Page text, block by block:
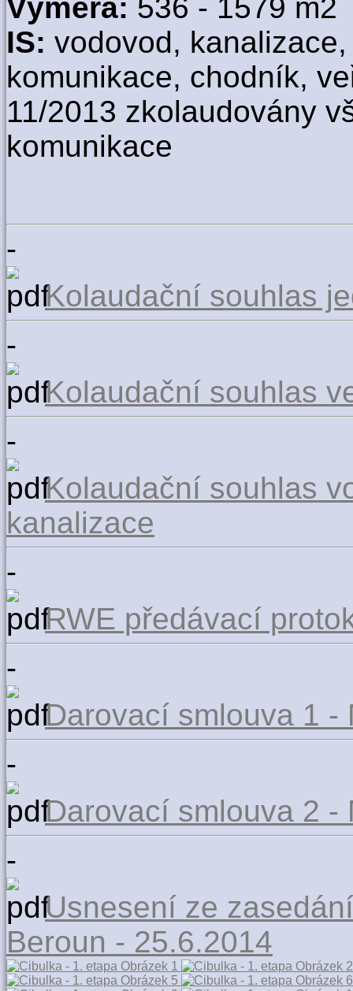
Výměra: 536 - 1579 m2
IS: vodovod,
komunikace, chodník,
11/2013 zkolaudovány
komunikace
-
Kolaudační souhlas
-
Kolaudační souhlas
-
Kolaudační souhlas
kanalizace
-
RWE předávací
-
Darovací smlouva 1 -
-
Darovací smlouva 2 -
-
Usnesení ze
Beroun - 25.6.2014